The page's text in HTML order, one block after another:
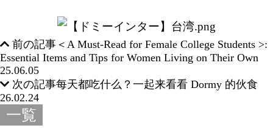
前の記事 ＜A Must-Read for Female College Students >:
Essential Items and Tips for Women Living on Their Own
25.06.05
次の記事每天都吃什么？一起来看看 Dormy 的伙食
26.02.24
一覧